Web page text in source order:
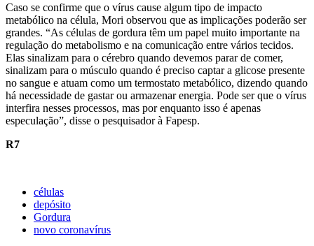
Caso se confirme que o vírus cause algum tipo de impacto
metabólico na célula, Mori observou que as implicações poderão ser
grandes. “As células de gordura têm um papel muito importante na
regulação do metabolismo e na comunicação entre vários tecidos.
Elas sinalizam para o cérebro quando devemos parar de comer,
sinalizam para o músculo quando é preciso captar a glicose presente
no sangue e atuam como um termostato metabólico, dizendo quando
há necessidade de gastar ou armazenar energia. Pode ser que o vírus
interfira nesses processos, mas por enquanto isso é apenas
especulação”, disse o pesquisador à Fapesp.
R7
células
depósito
Gordura
novo coronavírus